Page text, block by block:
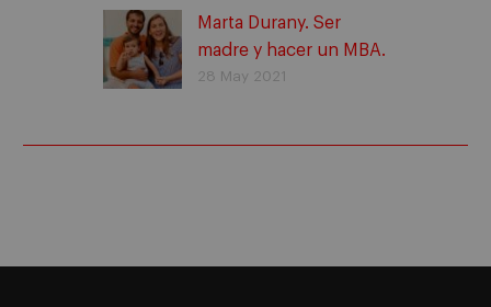
Marta Durany. Ser
madre y hacer un MBA.
Historias de éxito
28 May 2021